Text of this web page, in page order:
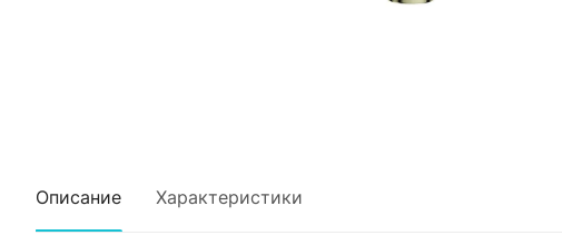
Описание Характеристики